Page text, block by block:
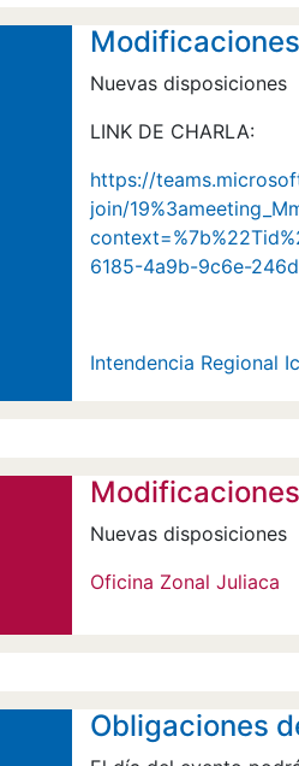
Nuevas disposiciones
LINK DE CHARLA:
https://
join/
6185-4a9b-9c6e-
Intendencia Regional
Nuevas disposiciones
Oficina Zonal Juliaca
Obligaciones